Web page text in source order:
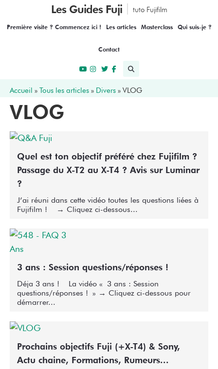
Les Guides Fuji tuto Fujifilm
Première visite ? Commencez ici ! Les articles Masterclass Qui suis-je ?
Contact
Accueil » Tous les articles » Divers » VLOG
VLOG
Quel est ton objectif préféré chez Fujifilm ?
Passage du X-T2 au X-T4 ? Avis sur Luminar
?
J’ai réuni dans cette vidéo toutes les questions liées à
Fujifilm ! → Cliquez ci-dessous...
3 ans : Session questions/réponses !
Déja 3 ans ! La vidéo « 3 ans : Session
questions/réponses ! » → Cliquez ci-dessous pour
démarrer...
Prochains objectifs Fuji (+X-T4) & Sony,
Actu chaine, Formations, Rumeurs...